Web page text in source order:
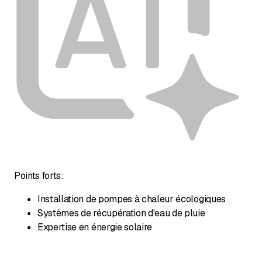
Points forts:
Installation de pompes à chaleur écologiques
Systèmes de récupération d'eau de pluie
Expertise en énergie solaire